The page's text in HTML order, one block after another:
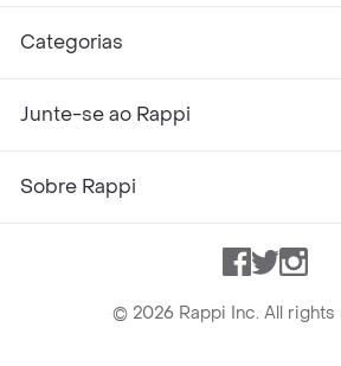
Categorias
Junte-se ao Rappi
Sobre Rappi
Facebook
Twitter
© 2026 Rappi Inc. All